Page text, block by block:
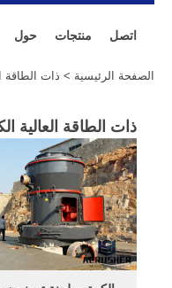
حول منتجات اتصل
الصفحة الرئيسية > ذات الطاقة
ذات الطاقة العالية